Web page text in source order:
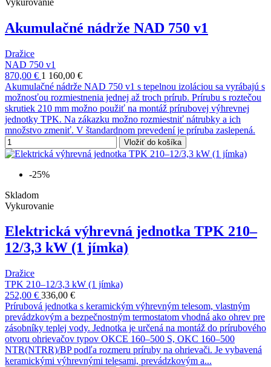
Akumulačné nádrže NAD 750 v1
Dražice
NAD 750 v1
870,00 € 1 160,00 €
Akumulačné nádrže NAD 750 v1 s tepelnou izoláciou sa vyrábajú s
možnosťou rozmiestnenia jednej až troch prírub. Prírubu s roztečou
skrutiek 210 mm možno použiť na montáž prírubovej výhrevnej
jednotky TPK. Na zákazku možno rozmiestniť nátrubky a ich
množstvo zmeniť. V štandardnom prevedení je príruba zaslepená.
Vložiť do košíka
-25%
Skladom
Vykurovanie
Elektrická výhrevná jednotka TPK 210–
12/3,3 kW (1 jímka)
Dražice
TPK 210–12/3,3 kW (1 jímka)
252,00 € 336,00 €
Prírubová jednotka s keramickým výhrevným telesom, vlastným
prevádzkovým a bezpečnostným termostatom vhodná ako ohrev pre
zásobníky teplej vody. Jednotka je určená na montáž do prírubového
otvoru ohrievačov typov OKCE 160–500 S, OKC 160–500
NTR(NTRR)/BP podľa rozmeru príruby na ohrievači. Je vybavená
keramickými výhrevnými telesami, prevádzkovým a...